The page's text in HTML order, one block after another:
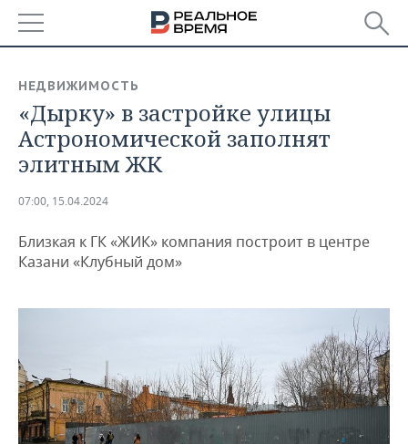
БАШКОРТОСТАН
ТАТАРСТАН
НОВОСТИ
АНАЛИТИКА
ДЕКЛАРАЦИИ О ДОХОДАХ
КОРОЛИ ГОСЗАКАЗА ПФО
КОМУ ПРИНАДЛЕЖАТ
ТОРГОВЫЕ ЦЕНТРЫ
ТАТАРСТАНА
НОВОСТИ ЭКОНОМИКИ
ФИНАНСЫ
ИНВЕСТИЦИИ
ПРОМЫШЛЕННОСТЬ
МАШИНОСТРОЕНИЕ
НЕФТЕХИМИЯ
НЕДВИЖИМОСТЬ
НОВОСТИ АВТО
БИЗНЕС
НОВОСТИ БИЗНЕСА
ТЕХНОЛОГИИ
НЕДВИЖИМОСТЬ
«Дырку» в застройке улицы
Астрономической заполнят
элитным ЖК
07:00, 15.04.2024
Близкая к ГК «ЖИК» компания построит в центре
Казани «Клубный дом»